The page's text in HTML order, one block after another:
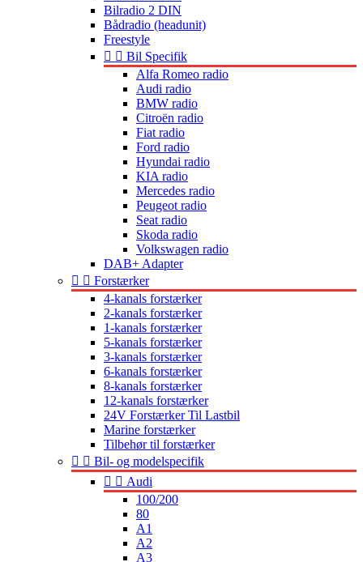
Bilradio 2 DIN
Bådradio (headunit)
Freestyle
  Bil Specifik
Alfa Romeo radio
Audi radio
BMW radio
Citroën radio
Fiat radio
Ford radio
Hyundai radio
KIA radio
Mercedes radio
Peugeot radio
Seat radio
Skoda radio
Volkswagen radio
DAB+ Adapter
  Forstærker
4-kanals forstærker
2-kanals forstærker
1-kanals forstærker
5-kanals forstærker
3-kanals forstærker
6-kanals forstærker
8-kanals forstærker
12-kanals forstærker
24V Forstærker Til Lastbil
Marine forstærker
Tilbehør til forstærker
  Bil- og modelspecifik
  Audi
100/200
80
A1
A2
A3